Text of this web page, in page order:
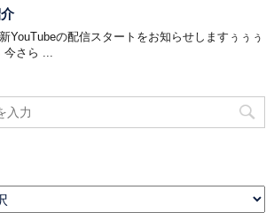
YouTubeの配信スタートをお知らせしますぅぅぅ
今さら ...